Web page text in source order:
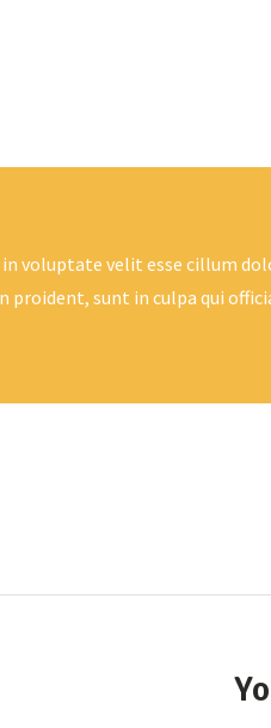
voluptate velit esse cillum
proident, sunt in culpa qui